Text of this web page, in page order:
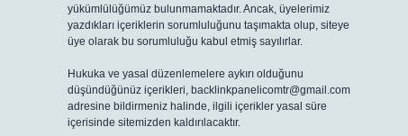
yükümlülüğümüz bulunmamaktadır. Ancak, üyelerimiz
yazdıkları içeriklerin sorumluluğunu taşımakta olup, siteye
üye olarak bu sorumluluğu kabul etmiş sayılırlar.
Hukuka ve yasal düzenlemelere aykırı olduğunu
düşündüğünüz içerikleri, backlinkpanelicomtr@gmail.com
adresine bildirmeniz halinde, ilgili içerikler yasal süre
içerisinde sitemizden kaldırılacaktır.